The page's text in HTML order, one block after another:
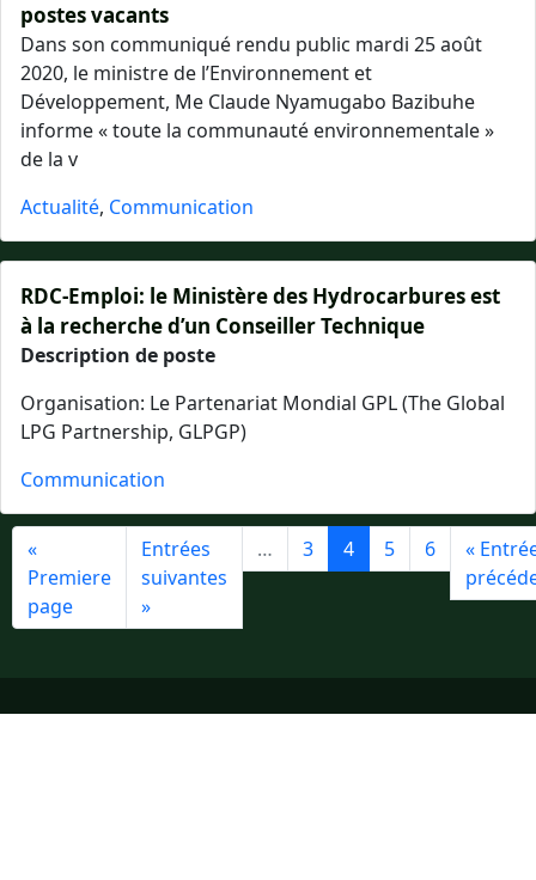
postes vacants
Dans son communiqué rendu public mardi 25 août
2020, le ministre de l’Environnement et
Développement, Me Claude Nyamugabo Bazibuhe
informe « toute la communauté environnementale »
de la v
Actualité, Communication
RDC-Emploi: le Ministère des Hydrocarbures est
à la recherche d’un Conseiller Technique
Description de poste
Organisation: Le Partenariat Mondial GPL (The Global
LPG Partnership, GLPGP)
Communication
Pagination
Première page
«
Premiere
page
Page précédente
Entrées
suivantes
»
… Page
3 Page courante
4 Page
5 Page
6 Page
«